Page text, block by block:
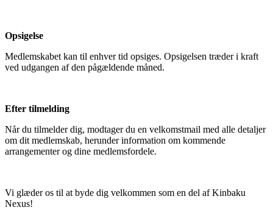
Opsigelse
Medlemskabet kan til enhver tid opsiges. Opsigelsen træder i kraft
ved udgangen af den pågældende måned.
Efter tilmelding
Når du tilmelder dig, modtager du en velkomstmail med alle detaljer
om dit medlemskab, herunder information om kommende
arrangementer og dine medlemsfordele.
Vi glæder os til at byde dig velkommen som en del af Kinbaku
Nexus!